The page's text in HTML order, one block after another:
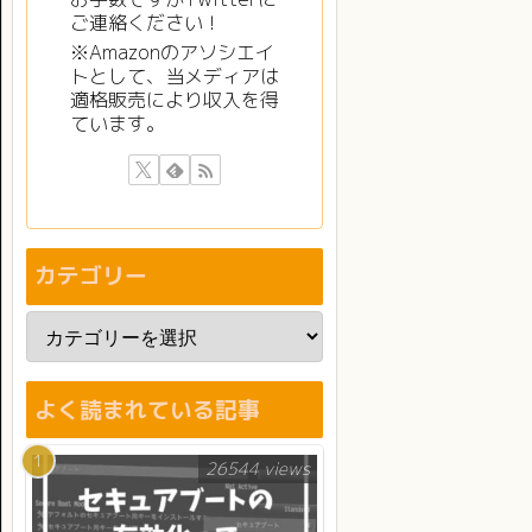
ご連絡ください！
※Amazonのアソシエイ
トとして、当メディアは
適格販売により収入を得
ています。
カテゴリー
よく読まれている記事
26544 views